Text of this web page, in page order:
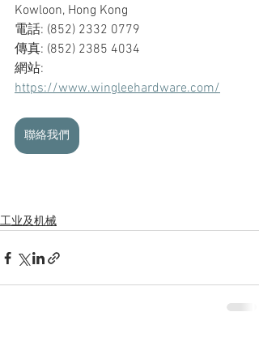
Kowloon, Hong Kong
電話: (852) 2332 0779
傳真: (852) 2385 4034
網站:
https://www.wingleehardware.com/
聯絡我們
工业及机械